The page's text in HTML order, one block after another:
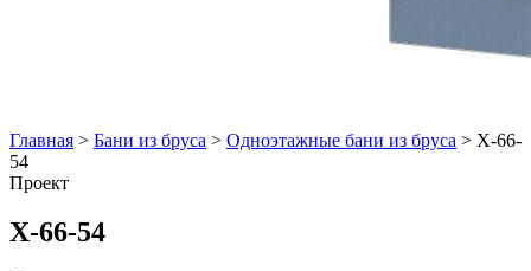
Главная > Бани из бруса > Одноэтажные бани из бруса > Х-66-
54
Проект
Х-66-54